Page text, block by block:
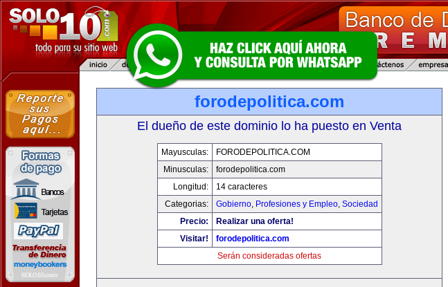
forodepolitica.com
El dueño de este dominio lo ha puesto en Venta
Mayusculas:
FORODEPOLITICA.COM
Minusculas:
forodepolitica.com
Longitud:
14 caracteres
Categorias:
Gobierno, Profesiones y Empleo, Sociedad
Precio:
Realizar una oferta!
Visitar!
forodepolitica.com
Serán consideradas ofertas